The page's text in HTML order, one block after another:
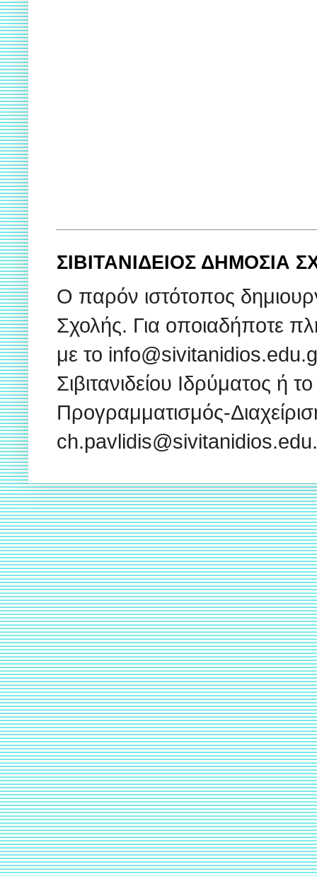
ΣΙΒΙΤΑΝΙΔΕΙΟΣ
Ο παρόν ιστότοπος
Σχολής. Για οποιαδήποτε
με το
Σιβιτανιδείου Ιδρύματος ή
Προγραμματισμός-